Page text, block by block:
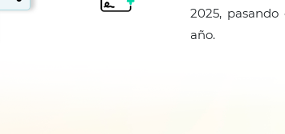
2025,
año.